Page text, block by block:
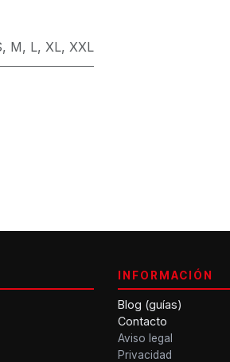
, M, L, XL, XXL
INFORMACIÓN
Blog (guías)
Contacto
Aviso legal
Privacidad